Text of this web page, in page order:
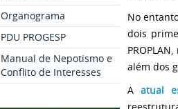
Organograma
PDU PROGESP
Manual de Nepotismo e
Conflito de Interesses
No
dois
além dos
A atual